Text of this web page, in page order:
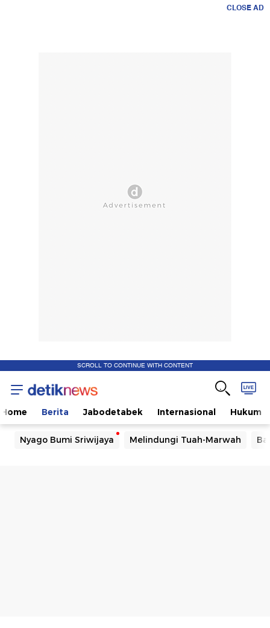
CLOSE AD
SCROLL TO CONTINUE WITH CONTENT
Home Berita Jabodetabek Internasional Hukum
Nyago Bumi Sriwijaya Melindungi Tuah-Marwah